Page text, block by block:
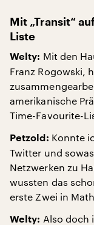
Mit „Transit“
Liste
Welty: Mit den
Franz Rogowski,
amerikanische
Time-Favourite-
Petzold: Konnte
Twitter und
Netzwerken zu
wussten das
erste Zwei in
Welty: Also doch